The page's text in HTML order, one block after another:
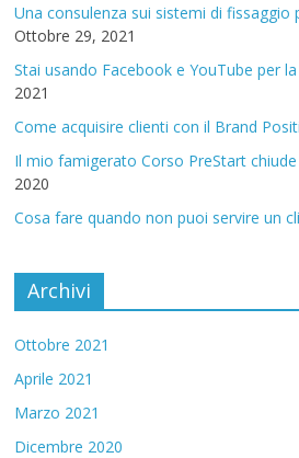
Una consulenza sui sistemi di fissaggio
Ottobre 29, 2021
Stai usando Facebook e YouTube per
2021
Come acquisire clienti con il Brand
Il mio famigerato Corso PreStart
2020
Cosa fare quando non puoi servire un
Archivi
Ottobre 2021
Aprile 2021
Marzo 2021
Dicembre 2020